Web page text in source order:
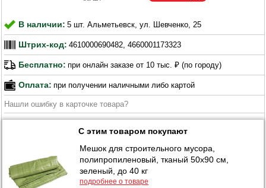
В наличии: 5 шт. Альметьевск, ул. Шевченко, 25
Штрих-код: 4610000690482, 4660001173323
Бесплатно: при онлайн заказе от 10 тыс. ₽ (по городу)
Оплата: при получении наличными либо картой
Нашли ошибку в карточке товара?
С этим товаром покупают
Мешок для строительного мусора,
полипропиленовый, тканый 50х90 см,
зеленый, до 40 кг
подробнее о товаре